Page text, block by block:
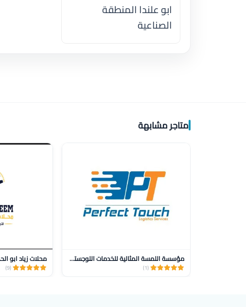
اضغط لتحميل الموقع
ابو علندا المنطقة
الصناعية
متاجر مشابهة
مؤسسة اللمسة المثالية للخدمات اللوجستية للنقل
(1)
محلات زياد ابو
(9)